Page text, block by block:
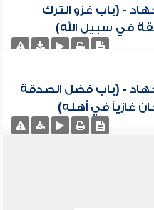
- (باب غزو الترك
في سبيل الله)
- (باب فضل الصدقة
غازياً في أهله)